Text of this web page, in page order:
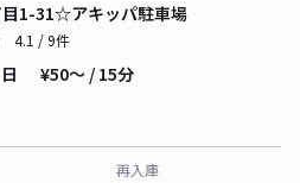
1-31☆アキッパ駐車場
4.1 / 9件
¥50〜 / 15分
再入庫